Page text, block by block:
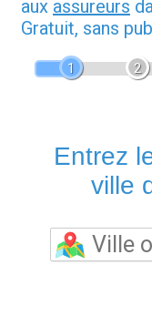
aux assureurs
Gratuit, sans
1 2
Entrez
ville